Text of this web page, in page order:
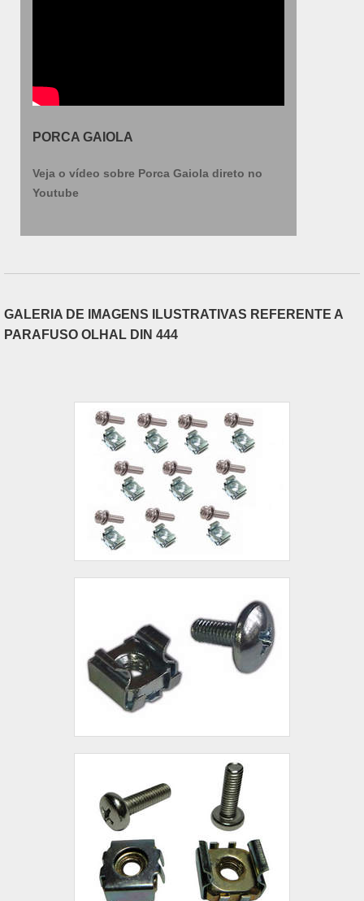
PORCA GAIOLA
Veja o vídeo sobre Porca Gaiola direto no
Youtube
GALERIA DE IMAGENS ILUSTRATIVAS REFERENTE A
PARAFUSO OLHAL DIN 444